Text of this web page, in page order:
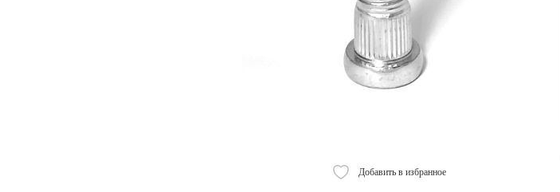
Добавить в избранное